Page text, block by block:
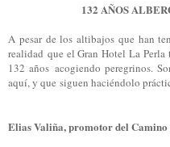
132 AÑOS
A pesar de los altibajos que han
realidad que el Gran Hotel La Perla
132 años acogiendo peregrinos.
aquí, y que siguen haciéndolo
Elias Valiña, promotor del Camino